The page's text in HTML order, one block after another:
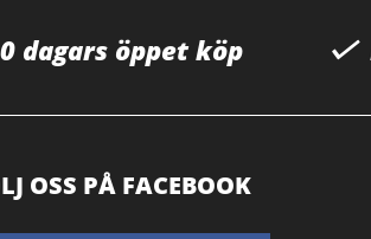
dagars öppet köp
OSS PÅ FACEBOOK